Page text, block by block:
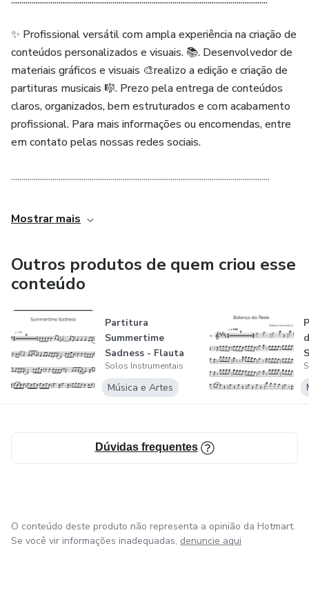
✨ Profissional versátil com ampla experiência na criação de
conteúdos personalizados e visuais. 📚. Desenvolvedor de
materiais gráficos e visuais 🎨realizo a edição e criação de
partituras musicais 🎼. Prezo pela entrega de conteúdos
claros, organizados, bem estruturados e com acabamento
profissional. Para mais informações ou encomendas, entre
em contato pelas nossas redes sociais.
.............................................................................................................................
Mostrar mais
Outros produtos de quem criou esse
conteúdo
Partitura
Summertime
Sadness - Flauta
Solo - Lana del Rey
Solos Instrumentais
Música e Artes
Dúvidas frequentes
O conteúdo deste produto não representa a opinião da Hotmart.
Se você vir informações inadequadas, denuncie aqui